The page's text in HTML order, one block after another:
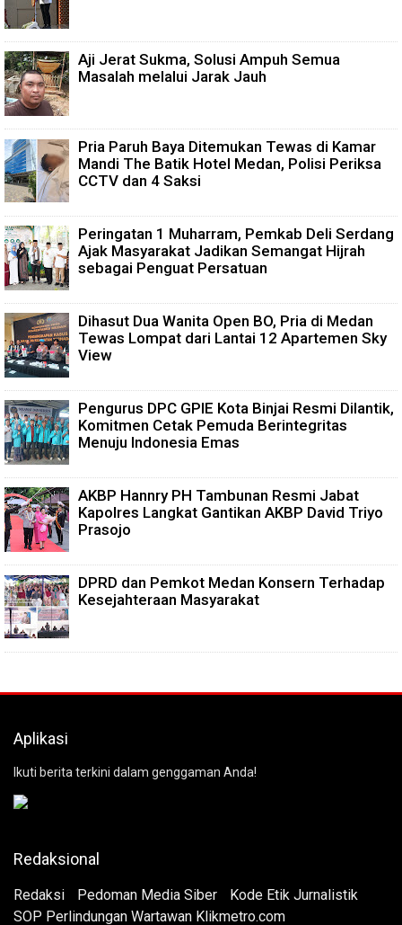
Aji Jerat Sukma, Solusi Ampuh Semua
Masalah melalui Jarak Jauh
Pria Paruh Baya Ditemukan Tewas di Kamar
Mandi The Batik Hotel Medan, Polisi Periksa
CCTV dan 4 Saksi
Peringatan 1 Muharram, Pemkab Deli Serdang
Ajak Masyarakat Jadikan Semangat Hijrah
sebagai Penguat Persatuan
Dihasut Dua Wanita Open BO, Pria di Medan
Tewas Lompat dari Lantai 12 Apartemen Sky
View
Pengurus DPC GPIE Kota Binjai Resmi Dilantik,
Komitmen Cetak Pemuda Berintegritas
Menuju Indonesia Emas
AKBP Hannry PH Tambunan Resmi Jabat
Kapolres Langkat Gantikan AKBP David Triyo
Prasojo
DPRD dan Pemkot Medan Konsern Terhadap
Kesejahteraan Masyarakat
Aplikasi
Ikuti berita terkini dalam genggaman Anda!
Redaksional
Redaksi Pedoman Media Siber
Kode Etik Jurnalistik
SOP Perlindungan Wartawan Klikmetro.com